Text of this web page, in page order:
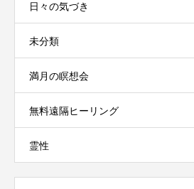
日々の気づき
未分類
満月の瞑想会
無料遠隔ヒーリング
霊性